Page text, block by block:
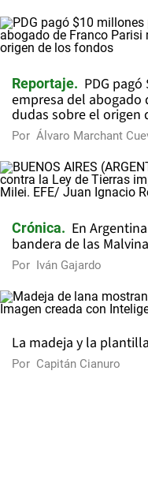
Reportaje
PDG
empresa del abogado
dudas sobre el origen
Por Álvaro Marchant
Crónica
En
bandera de las
Por Iván Gajardo
La madeja y la plantilla
Por Capitán Cianuro